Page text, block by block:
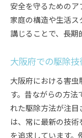
安全を守るためのア
家庭の構造や生活ス
講じることで、長期
大阪府での駆除
大阪府における害
す。昔ながらの方
れた駆除方法が注目
は、常に最新の技
を追求しています。